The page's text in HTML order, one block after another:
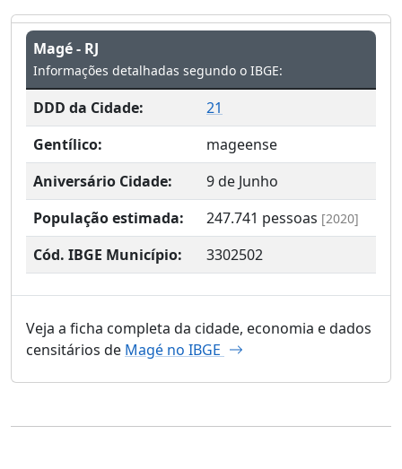
Magé - RJ
Informações detalhadas segundo o IBGE:
DDD da Cidade:
21
Gentílico:
mageense
Aniversário Cidade:
9 de Junho
População estimada:
247.741 pessoas [2020]
Cód. IBGE Município: 3302502
Veja a ficha completa da cidade, economia e dados
censitários de Magé no IBGE